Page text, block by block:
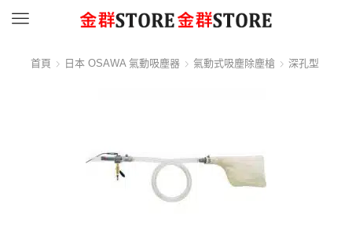
Menu
首頁 日本 OSAWA 氣動吸塵器 氣動式吸塵除塵槍 深孔型